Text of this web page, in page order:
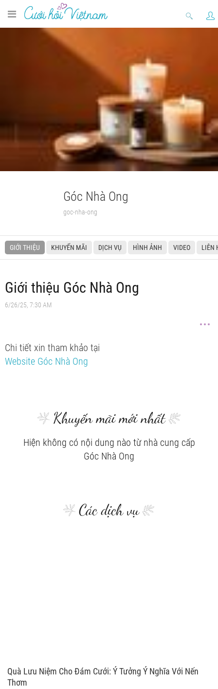
Góc Nhà Ong
goc-nha-ong
GIỚI THIỆU KHUYẾN MÃI DỊCH VỤ HÌNH ẢNH VIDEO LIÊN
Giới thiệu Góc Nhà Ong
6/26/25, 7:30 AM
Chi tiết xin tham khảo tại
Website Góc Nhà Ong
Khuyến mãi mới nhất
Hiện không có nội dung nào từ nhà cung cấp
Góc Nhà Ong
Các dịch vụ
Quà Lưu Niệm Cho Đám Cưới: Ý Tưởng Ý Nghĩa Với Nến
Thơm